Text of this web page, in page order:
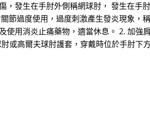
，發生在手肘外側稱網球肘， 發生在
節過度使用，過度刺激產生發炎現象，
使用消炎止痛藥物，適當休息。 2. 加
或高爾夫球肘護套，穿戴時位於手肘下